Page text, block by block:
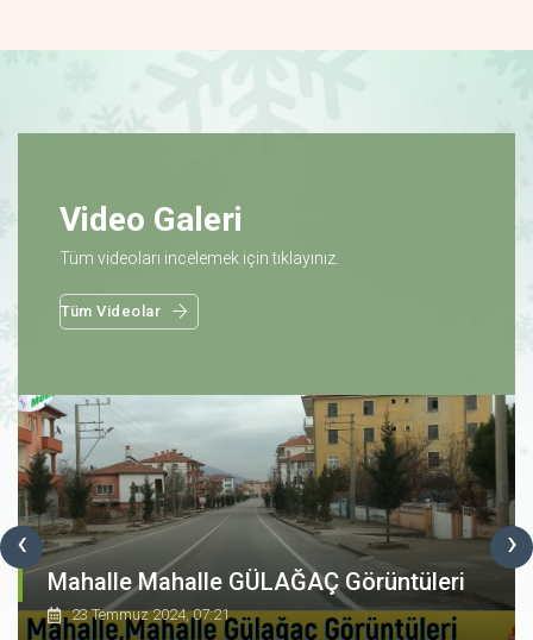
Video Galeri
Tüm videoları incelemek için tıklayınız.
Tüm Videolar
‹ ›
Mahalle Mahalle GÜLAĞAÇ Görüntüleri
23 Temmuz 2024, 07:21